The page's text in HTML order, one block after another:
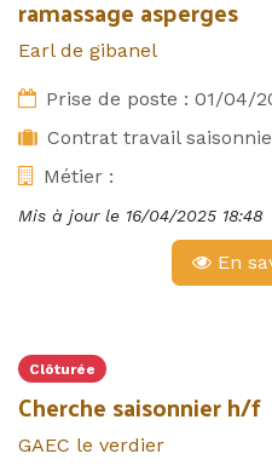
ramassage asperges
Earl de gibanel
Prise de poste : 01/04/
Contrat travail
Métier :
Mis à jour le 16/04/2025 18:48
En
Clôturée
Cherche saisonnier h/f
GAEC le verdier